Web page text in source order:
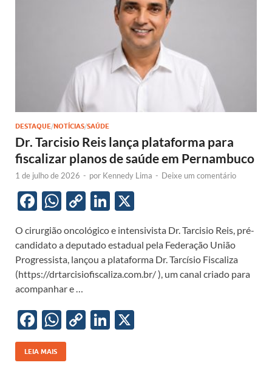
DESTAQUE/NOTÍCIAS/SAÚDE
Dr. Tarcisio Reis lança plataforma para
fiscalizar planos de saúde em Pernambuco
1 de julho de 2026 - por Kennedy Lima - Deixe um comentário
F
e
b
o
o
k
W
at
s
A
p
p
C
p
y
Li
k
Li
k
e
dI
O cirurgião oncológico e intensivista Dr. Tarcisio Reis, pré-
candidato a deputado estadual pela Federação União
Progressista, lançou a plataforma Dr. Tarcísio Fiscaliza
(https://drtarcisiofiscaliza.com.br/ ), um canal criado para
acompanhar e …
F
ac
e
W
h
at
C
Li
LEIA MAIS